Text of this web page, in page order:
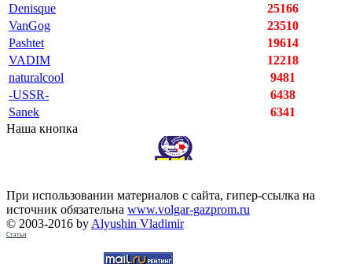
Denisque
25166
VanGog
23510
Pashtet
19614
VADIM
12218
naturalcool
9481
-USSR-
6438
Sanek
6341
Наша кнопка
При использовании материалов с сайта, гипер-ссылка на
источник обязательна www.volgar-gazprom.ru
© 2003-2016 by Alyushin Vladimir
Статьи